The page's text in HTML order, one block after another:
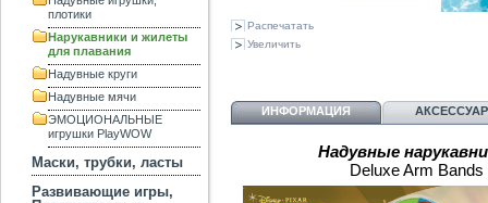
плотики
Нарукавники и жилеты
для плавания
Надувные круги
Надувные мячи
ЭМОЦИОНАЛЬНЫЕ
игрушки PlayWOW
Маски, трубки, ласты
Развивающие игры,
Распечатать
Увеличить
ИНФОРМАЦИЯ
Надувные
Deluxe Arm